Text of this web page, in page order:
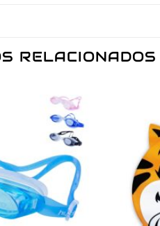
RELACIONADOS
Añadir
a la
lista de